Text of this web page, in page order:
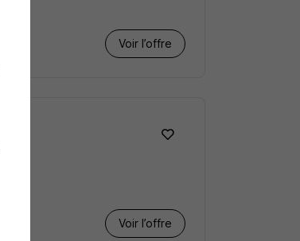
Voir l’offre
Voir l’offre